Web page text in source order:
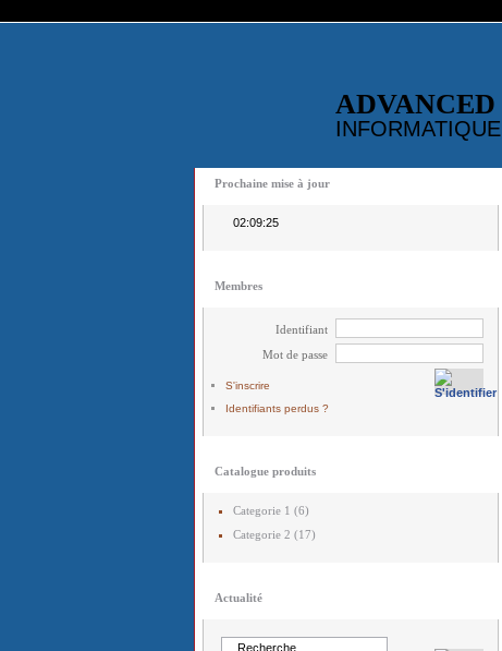
ADVANCED
INFORMATIQUE
Prochaine mise à jour
02:09:25
Membres
Identifiant
Mot de passe
S'inscrire
Identifiants perdus ?
Catalogue produits
Categorie 1 (6)
Categorie 2 (17)
Actualité